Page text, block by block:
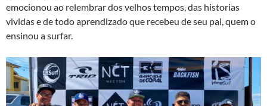
emocionou ao relembrar dos velhos tempos, das historias
vividas e de todo aprendizado que recebeu de seu pai, quem o
ensinou a surfar.